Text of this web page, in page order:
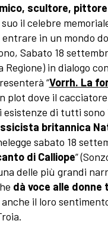
scultore,
il celebre
in un mondo
Sabato 18
Regione) in dialogo
“Vorrh. La
plot dove il
esistenze di tutti sono
britannica
sabato 18
di Calliope”
delle più grandi
dà voce alle donne
il loro